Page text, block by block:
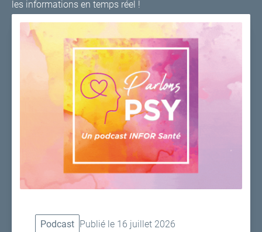
les informations en temps réel !
Podcast Publié le 16 juillet 2026